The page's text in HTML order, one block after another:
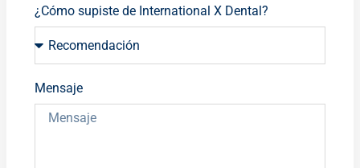
¿Cómo supiste de International X Dental?
Mensaje